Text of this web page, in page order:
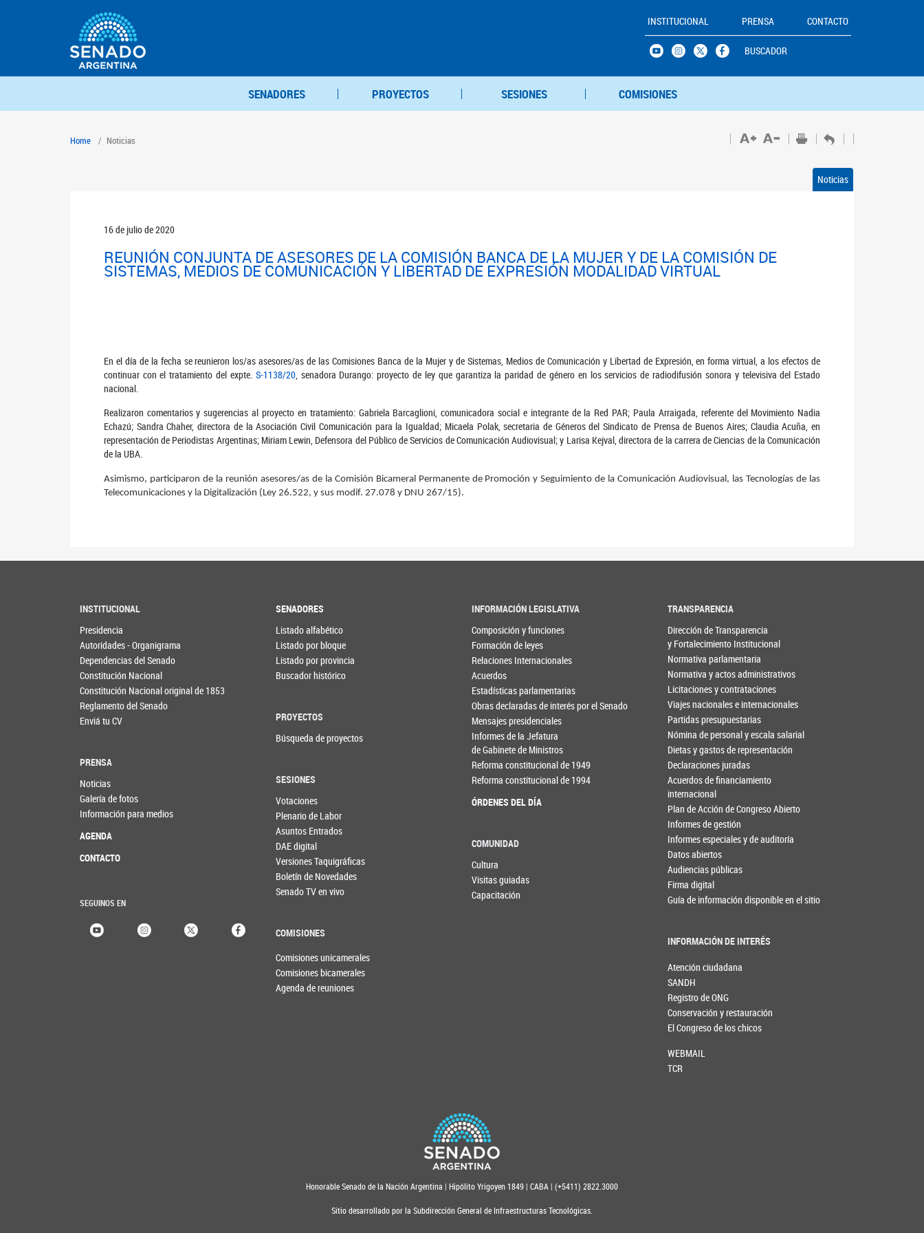
INSTITUCIONAL PRENSA CONTACTO
BUSCADOR
SENADORES PROYECTOS SESIONES COMISIONES
Home Noticias
Noticias
16 de julio de 2020
REUNIÓN CONJUNTA DE ASESORES DE LA COMISIÓN BANCA DE LA MUJER Y DE LA COMISIÓN DE
SISTEMAS, MEDIOS DE COMUNICACIÓN Y LIBERTAD DE EXPRESIÓN MODALIDAD VIRTUAL
En el día de la fecha se reunieron los/as asesores/as de las Comisiones Banca de la Mujer y de Sistemas, Medios de Comunicación y Libertad de Expresión, en forma virtual, a los efectos de
continuar con el tratamiento del expte. S-1138/20, senadora Durango: proyecto de ley que garantiza la paridad de género en los servicios de radiodifusión sonora y televisiva del Estado
nacional.
Realizaron comentarios y sugerencias al proyecto en tratamiento: Gabriela Barcaglioni, comunicadora social e integrante de la Red PAR; Paula Arraigada, referente del Movimiento Nadia
Echazú; Sandra Chaher, directora de la Asociación Civil Comunicación para la Igualdad; Micaela Polak, secretaria de Géneros del Sindicato de Prensa de Buenos Aires; Claudia Acuña, en
representación de Periodistas Argentinas; Miriam Lewin, Defensora del Público de Servicios de Comunicación Audiovisual; y Larisa Kejval, directora de la carrera de Ciencias de la Comunicación
de la UBA.
Asimismo, participaron de la reunión asesores/as de la Comisión Bicameral Permanente de Promoción y Seguimiento de la Comunicación Audiovisual, las Tecnologías de las
Telecomunicaciones y la Digitalización (Ley 26.522, y sus modif. 27.078 y DNU 267/15).
INSTITUCIONAL
Presidencia
Autoridades - Organigrama
Dependencias del Senado
Constitución Nacional
Constitución Nacional original de 1853
Reglamento del Senado
Enviá tu CV
PRENSA
Noticias
Galería de fotos
Información para medios
AGENDA
CONTACTO
SEGUINOS EN
SENADORES
Listado alfabético
Listado por bloque
Listado por provincia
Buscador histórico
PROYECTOS
Búsqueda de proyectos
SESIONES
Votaciones
Plenario de Labor
Asuntos Entrados
DAE digital
Versiones Taquigráficas
Boletín de Novedades
Senado TV en vivo
COMISIONES
Comisiones unicamerales
Comisiones bicamerales
Agenda de reuniones
INFORMACIÓN LEGISLATIVA
Composición y funciones
Formación de leyes
Relaciones Internacionales
Acuerdos
Estadísticas parlamentarias
Obras declaradas de interés por el Senado
Mensajes presidenciales
Informes de la Jefatura
de Gabinete de Ministros
Reforma constitucional de 1949
Reforma constitucional de 1994
ÓRDENES DEL DÍA
COMUNIDAD
Cultura
Visitas guiadas
Capacitación
TRANSPARENCIA
Dirección de Transparencia
y Fortalecimiento Institucional
Normativa parlamentaria
Normativa y actos administrativos
Licitaciones y contrataciones
Viajes nacionales e internacionales
Partidas presupuestarias
Nómina de personal y escala salarial
Dietas y gastos de representación
Declaraciones juradas
Acuerdos de financiamiento
internacional
Plan de Acción de Congreso Abierto
Informes de gestión
Informes especiales y de auditoría
Datos abiertos
Audiencias públicas
Firma digital
Guía de información disponible en el sitio
INFORMACIÓN DE INTERÉS
Atención ciudadana
SANDH
Registro de ONG
Conservación y restauración
El Congreso de los chicos
WEBMAIL
TCR
Honorable Senado de la Nación Argentina | Hipólito Yrigoyen 1849 | CABA | (+5411) 2822.3000
Sitio desarrollado por la Subdirección General de Infraestructuras Tecnológicas.